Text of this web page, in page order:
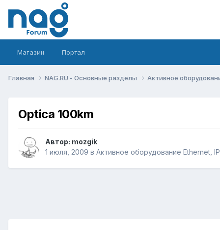
Магазин Портал
Главная NAG.RU - Основные разделы Активное
Optica 100km
Автор: mozgik
1 июля, 2009 в Активное оборудование Ethernet,